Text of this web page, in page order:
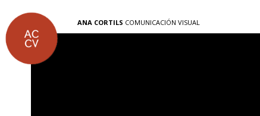
ANA CORTILS COMUNICACIÓN VISUAL